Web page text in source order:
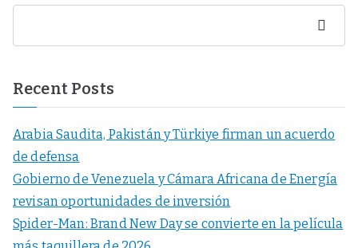
Buscar
Recent Posts
Arabia Saudita, Pakistán y Türkiye firman un acuerdo
de defensa
Gobierno de Venezuela y Cámara Africana de Energía
revisan oportunidades de inversión
Spider-Man: Brand New Day se convierte en la película